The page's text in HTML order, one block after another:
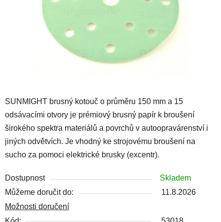
SUNMIGHT brusný kotouč o průměru 150 mm a 15
odsávacími otvory je prémiový brusný papír k broušení
širokého spektra materiálů a povrchů v autoopravárenství i
jiných odvětvích. Je vhodný ke strojovému broušení na
sucho za pomoci elektrické brusky (excentr).
Dostupnost
Skladem
Můžeme doručit do:
11.8.2026
Možnosti doručení